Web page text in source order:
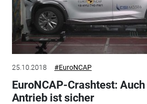
25.10.2018 #EuroNCAP
EuroNCAP-Crashtest:
Antrieb ist sicher